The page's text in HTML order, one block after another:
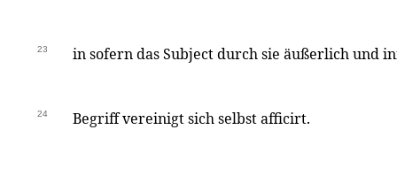
23 in sofern das Subject durch sie äußerlich und
24 Begriff vereinigt sich selbst afficirt.